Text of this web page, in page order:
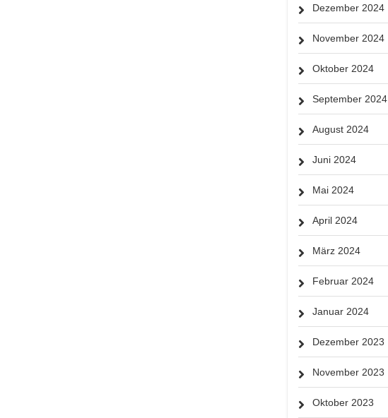
Dezember 2024
November 2024
Oktober 2024
September 2024
August 2024
Juni 2024
Mai 2024
April 2024
März 2024
Februar 2024
Januar 2024
Dezember 2023
November 2023
Oktober 2023